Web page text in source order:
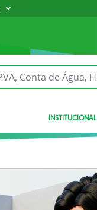
INSTITUCIONAL